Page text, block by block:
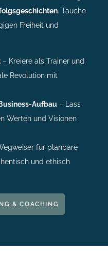
. Tauche
Freiheit und
– Kreiere als Trainer und
Revolution mit
Aufbau – Lass
Werten und Visionen
für planbare
und ethisch
& COACHING